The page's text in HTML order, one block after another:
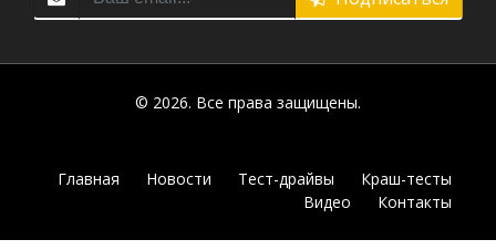
© 2026. Все права защищены.
Главная Новости Тест-драйвы
Краш-тесты
Видео
Контакты